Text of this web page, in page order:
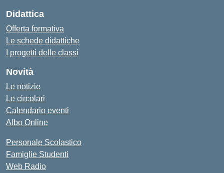
Didattica
Offerta formativa
Le schede didattiche
I progetti delle classi
Novità
Le notizie
Le circolari
Calendario eventi
Albo Online
Personale Scolastico
Famiglie Studenti
Web Radio